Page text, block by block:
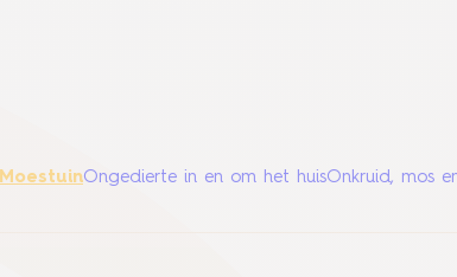
MoestuinOngedierte in en om het huisOnkruid, mos